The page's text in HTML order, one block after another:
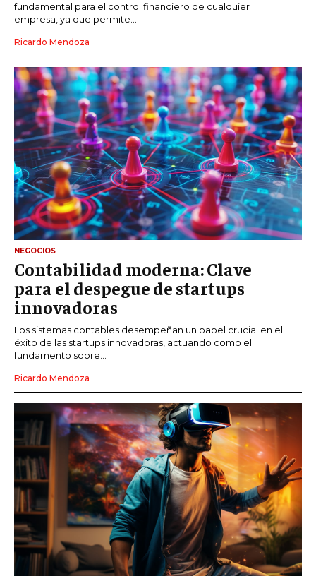
fundamental para el control financiero de cualquier
empresa, ya que permite...
Ricardo Mendoza
NEGOCIOS
Contabilidad moderna: Clave
para el despegue de startups
innovadoras
Los sistemas contables desempeñan un papel crucial en el
éxito de las startups innovadoras, actuando como el
fundamento sobre...
Ricardo Mendoza